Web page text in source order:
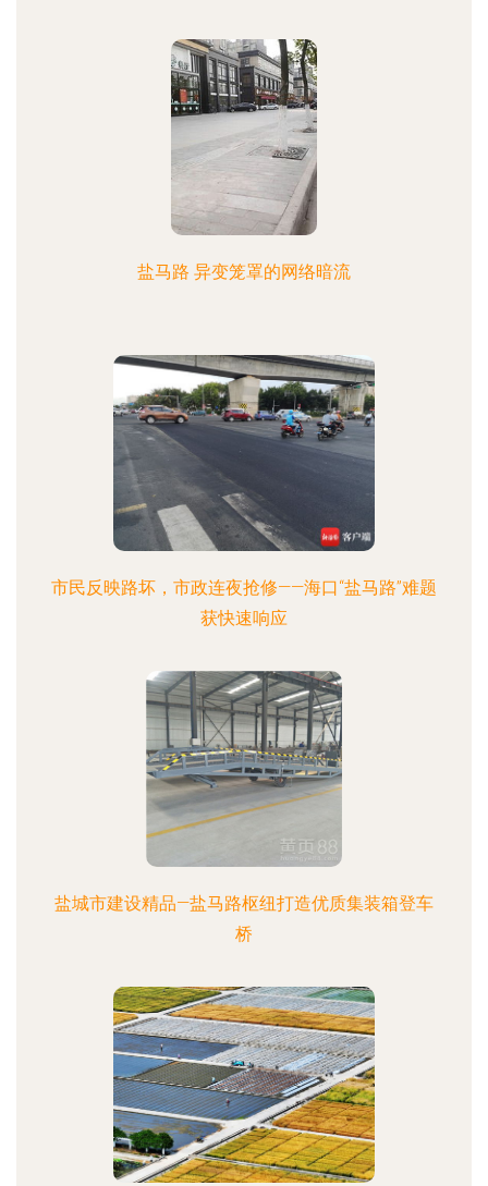
盐马路 异变笼罩的网络暗流
市民反映路坏，市政连夜抢修——海口“盐马路”难题
获快速响应
盐城市建设精品—盐马路枢纽打造优质集装箱登车
桥